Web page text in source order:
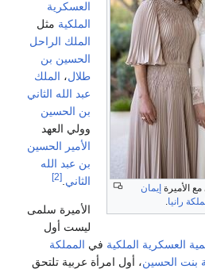
الأميرة إيمان
رانيا.
العسكرية
الملكية مثل
الملك الراحل
الحسين بن
طلال، الملك
عبد الله الثاني
بن الحسين
وولي العهد
الأمير الحسين
بن عبد الله
الثاني [2]
الأميرة سلمى
ليست أول
العسكرية الملكية في المملكة
بنت الحسين، أول امرأة عربية تلتحق